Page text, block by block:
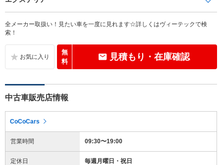
全メーカー取扱い！見たい車を一度に見れます☆詳しくはヴィーテックで検
索！
無
料
見積もり・在庫確認
中古車販売店情報
CoCoCars
営業時間 09:30〜19:00
定休日 毎週月曜日・祝日